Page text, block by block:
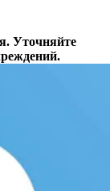
Уточняйте